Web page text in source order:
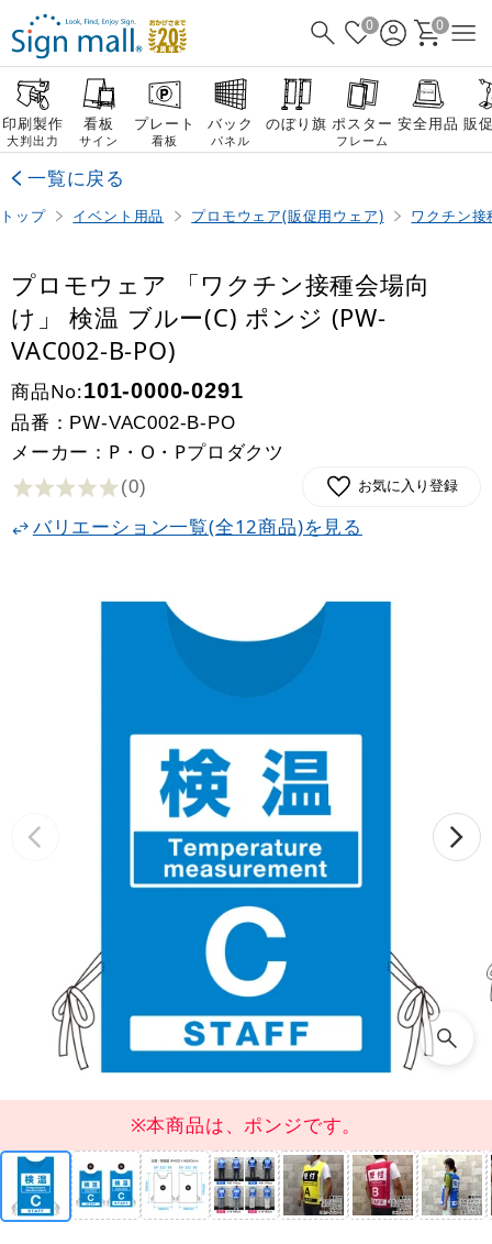
0 0
印刷製作
大判出力
看板
サイン
プレート
看板
バック
パネル
のぼり旗 ポスター
フレーム
安全用品 販
一覧に戻る
トップ イベント用品 プロモウェア(販促用ウェア) ワクチン
※本商品は、ポンジです。
プロモウェア 「ワクチン接種会場向
け」 検温 ブルー(C) ポンジ (PW-
VAC002-B-PO)
商品No:101-0000-0291
品番： PW-VAC002-B-PO
メーカー：P・O・Pプロダクツ
(0) お気に入り登録
バリエーション一覧(全12商品)を見る